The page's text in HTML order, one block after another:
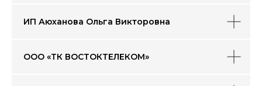
ИП Аюханова Ольга Викторовна
ООО «ТК ВОСТОКТЕЛЕКОМ»